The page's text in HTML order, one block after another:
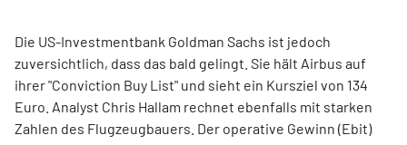
Die US-Investmentbank Goldman Sachs ist jedoch
zuversichtlich, dass das bald gelingt. Sie hält Airbus auf
ihrer "Conviction Buy List" und sieht ein Kursziel von 134
Euro. Analyst Chris Hallam rechnet ebenfalls mit starken
Zahlen des Flugzeugbauers. Der operative Gewinn (Ebit)